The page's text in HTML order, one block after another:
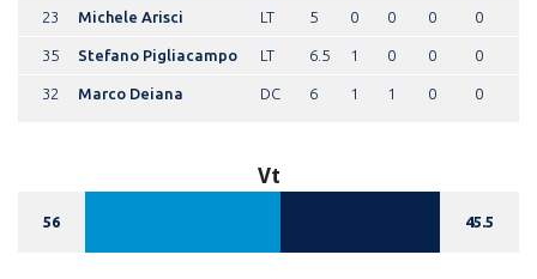
23 Michele Arisci LT 5 0 0 0 0
35 Stefano Pigliacampo LT 6.5 1 0 0 0
32 Marco Deiana DC 6 1 1 0 0
Vt
56 45.5